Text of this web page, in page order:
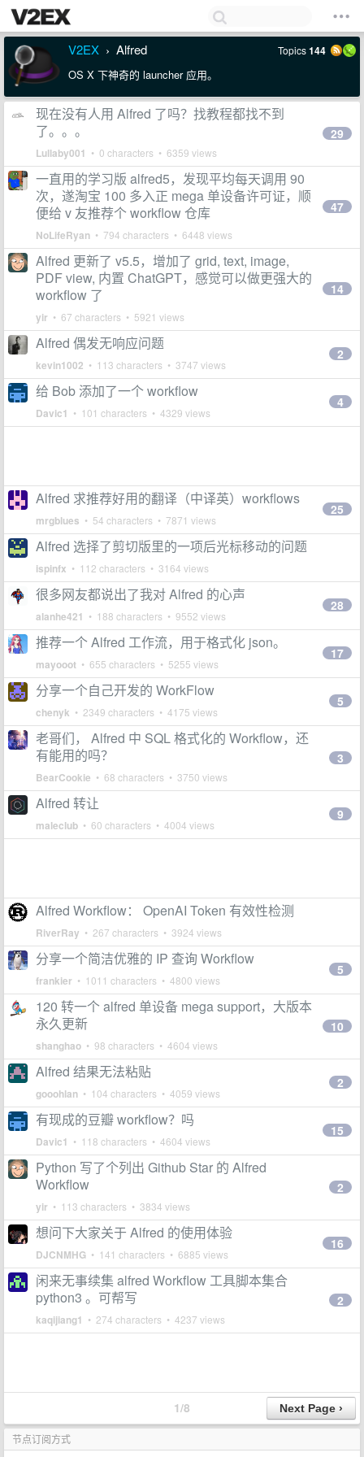
V2EX › Alfred Topics144
OS X 下神奇的 launcher 应用。
现在没有人用 Alfred 了吗？找教程都找不到
了。。。
Lullaby001 • 0 characters • 6359 views
29
一直用的学习版 alfred5，发现平均每天调用 90
次，遂淘宝 100 多入正 mega 单设备许可证，顺
便给 v 友推荐个 workflow 仓库
NoLifeRyan • 794 characters • 6448 views
47
Alfred 更新了 v5.5，增加了 grid, text, image,
PDF view, 内置 ChatGPT，感觉可以做更强大的
workflow 了
yir • 67 characters • 5921 views
14
Alfred 偶发无响应问题
kevin1002 • 113 characters • 3747 views
2
给 Bob 添加了一个 workflow
Davic1 • 101 characters • 4329 views
4
Alfred 求推荐好用的翻译（中译英）workflows
mrgblues • 54 characters • 7871 views
25
Alfred 选择了剪切版里的一项后光标移动的问题
ispinfx • 112 characters • 3164 views
很多网友都说出了我对 Alfred 的心声
alanhe421 • 188 characters • 9552 views
28
推荐一个 Alfred 工作流，用于格式化 json。
mayooot • 655 characters • 5255 views
17
分享一个自己开发的 WorkFlow
chenyk • 2349 characters • 4175 views
5
老哥们， Alfred 中 SQL 格式化的 Workflow，还
有能用的吗？
BearCookie • 68 characters • 3750 views
3
Alfred 转让
maleclub • 60 characters • 4004 views
9
Alfred Workflow： OpenAI Token 有效性检测
RiverRay • 267 characters • 3924 views
分享一个简洁优雅的 IP 查询 Workflow
frankier • 1011 characters • 4800 views
5
120 转一个 alfred 单设备 mega support，大版本
永久更新
shanghao • 98 characters • 4604 views
10
Alfred 结果无法粘贴
gooohlan • 104 characters • 4059 views
2
有现成的豆瓣 workflow？吗
Davic1 • 118 characters • 4604 views
15
Python 写了个列出 Github Star 的 Alfred
Workflow
yir • 113 characters • 3834 views
2
想问下大家关于 Alfred 的使用体验
DJCNMHG • 141 characters • 6885 views
16
闲来无事续集 alfred Workflow 工具脚本集合
python3 。可帮写
kaqijiang1 • 274 characters • 4237 views
2
1/8
节点订阅方式